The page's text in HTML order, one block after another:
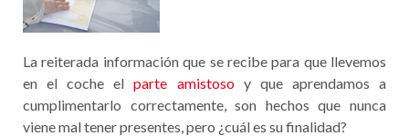
La reiterada información que se recibe para que llevemos
en el coche elparte amistosoy que aprendamos a
cumplimentarlo correctamente, son hechos que nunca
viene mal tener presentes, pero ¿cuál es su finalidad?